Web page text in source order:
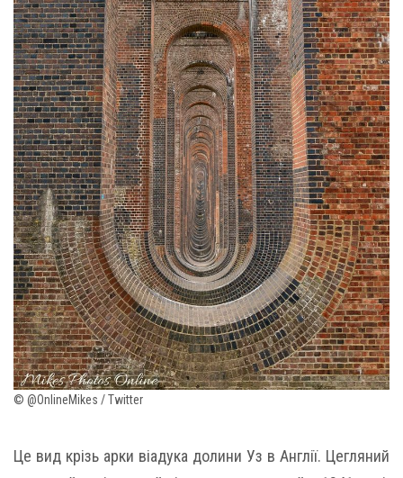
© @OnlineMikes / Twitter
Це вид крізь арки віадука долини Уз в Англії. Цегляний